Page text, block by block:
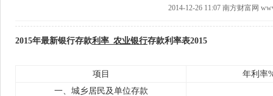
2014-12-26 11:07 南方财富网
2015年最新银行存款利率 农业银行存款利率表2015
项目
年利率
一、城乡居民及单位存款